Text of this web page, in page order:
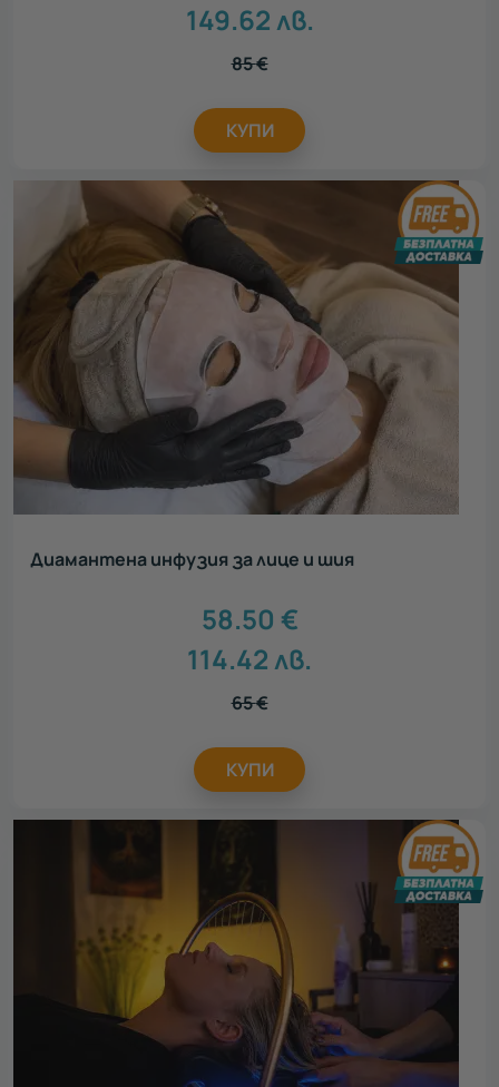
149.62лв.
85€
КУПИ
Диамантена инфузия за лице и шия
58.50 €
114.42лв.
65€
КУПИ